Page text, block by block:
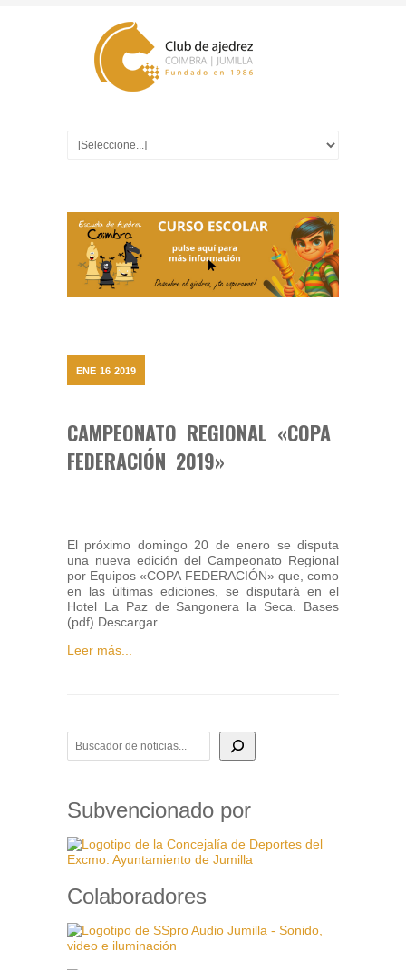
ENE 16 2019
CAMPEONATO REGIONAL «COPA
FEDERACIÓN 2019»
El próximo domingo 20 de enero se disputa
una nueva edición del Campeonato Regional
por Equipos «COPA FEDERACIÓN» que, como
en las últimas ediciones, se disputará en el
Hotel La Paz de Sangonera la Seca. Bases
(pdf) Descargar
Leer más...
BUSCADOR DE NOTICIAS
Subvencionado por
Colaboradores